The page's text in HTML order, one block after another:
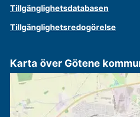
Tillgänglighetsdatabasen
Tillgänglighetsredogörelse
Karta över Götene